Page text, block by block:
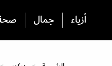
أزياء جمال